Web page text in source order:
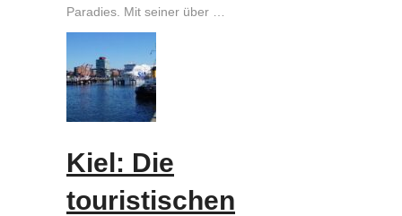
Paradies. Mit seiner über …
Kiel: Die
touristischen